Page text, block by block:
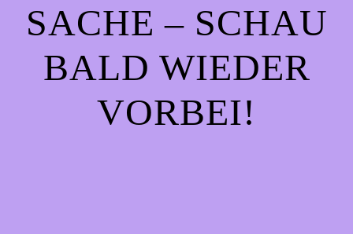
ACHE – SCHAU B
ALD WIEDER V
ORBEI!